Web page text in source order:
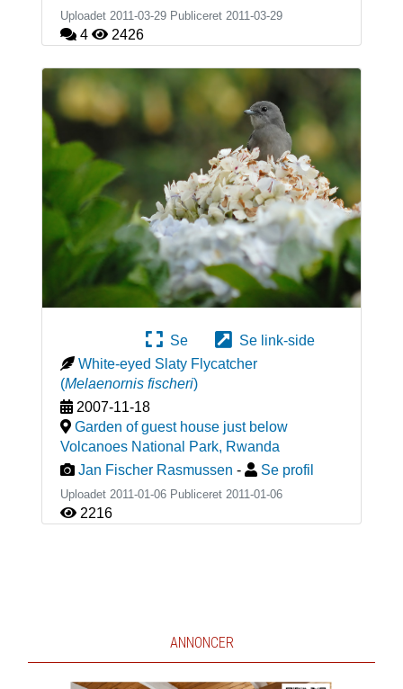
Uploadet 2011-03-29 Publiceret 2011-03-29
4 2426
Se
Se link-side
White-eyed Slaty Flycatcher
(Melaenornis fischeri)
2007-11-18
Garden of guest house just below
Volcanoes National Park, Rwanda
Jan Fischer Rasmussen - Se profil
Uploadet 2011-01-06 Publiceret 2011-01-06
2216
ANNONCER